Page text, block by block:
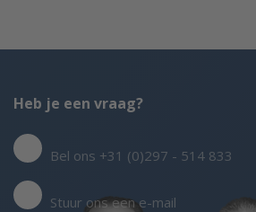
Heb je een vraag?
Bel ons +31 (0)297 - 514 833
Stuur ons een e-mail